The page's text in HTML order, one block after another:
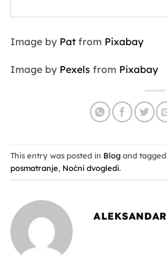
Image by Patfrom Pixabay
Image by Pexels from Pixabay
This entry was posted in Blog and tagged
posmatranje, Noćni dvogledi.
ALEKSANDAR